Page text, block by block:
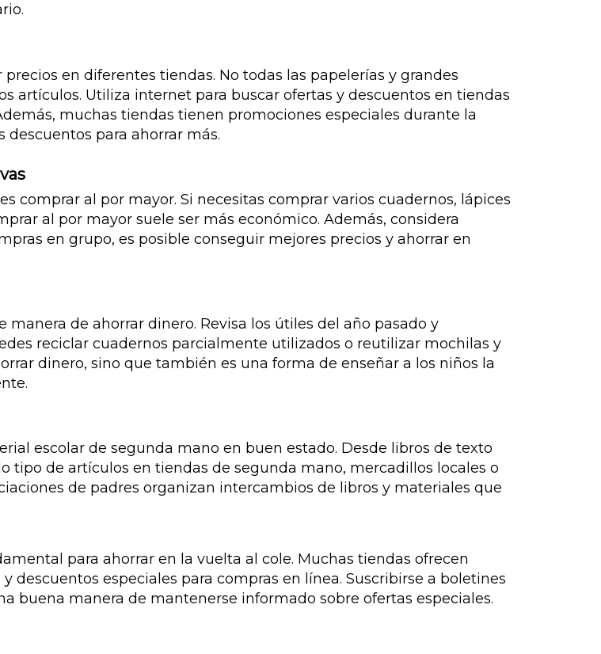
en diferentes tiendas. No todas las papelerías y grandes
artículos. Utiliza internet para buscar ofertas y descuentos en tiendas
muchas tiendas tienen promociones especiales durante la
para ahorrar más.
comprar al por mayor. Si necesitas comprar varios cuadernos, lápices
al por mayor suele ser más económico. Además, considera
en grupo, es posible conseguir mejores precios y ahorrar en
de ahorrar dinero. Revisa los útiles del año pasado y
reciclar cuadernos parcialmente utilizados o reutilizar mochilas y
dinero, sino que también es una forma de enseñar a los niños la
escolar de segunda mano en buen estado. Desde libros de texto
tipo de artículos en tiendas de segunda mano, mercadillos locales o
de padres organizan intercambios de libros y materiales que
para ahorrar en la vuelta al cole. Muchas tiendas ofrecen
descuentos especiales para compras en línea. Suscribirse a boletines
buena manera de mantenerse informado sobre ofertas especiales.